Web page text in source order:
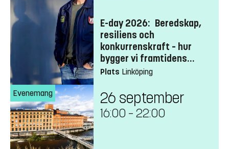
E-day 2026: Beredskap,
resiliens och
konkurrenskraft – hur
bygger vi framtidens
robusta samhälle?
Plats Linköping
Evenemang 26 september
16:00 – 22:00